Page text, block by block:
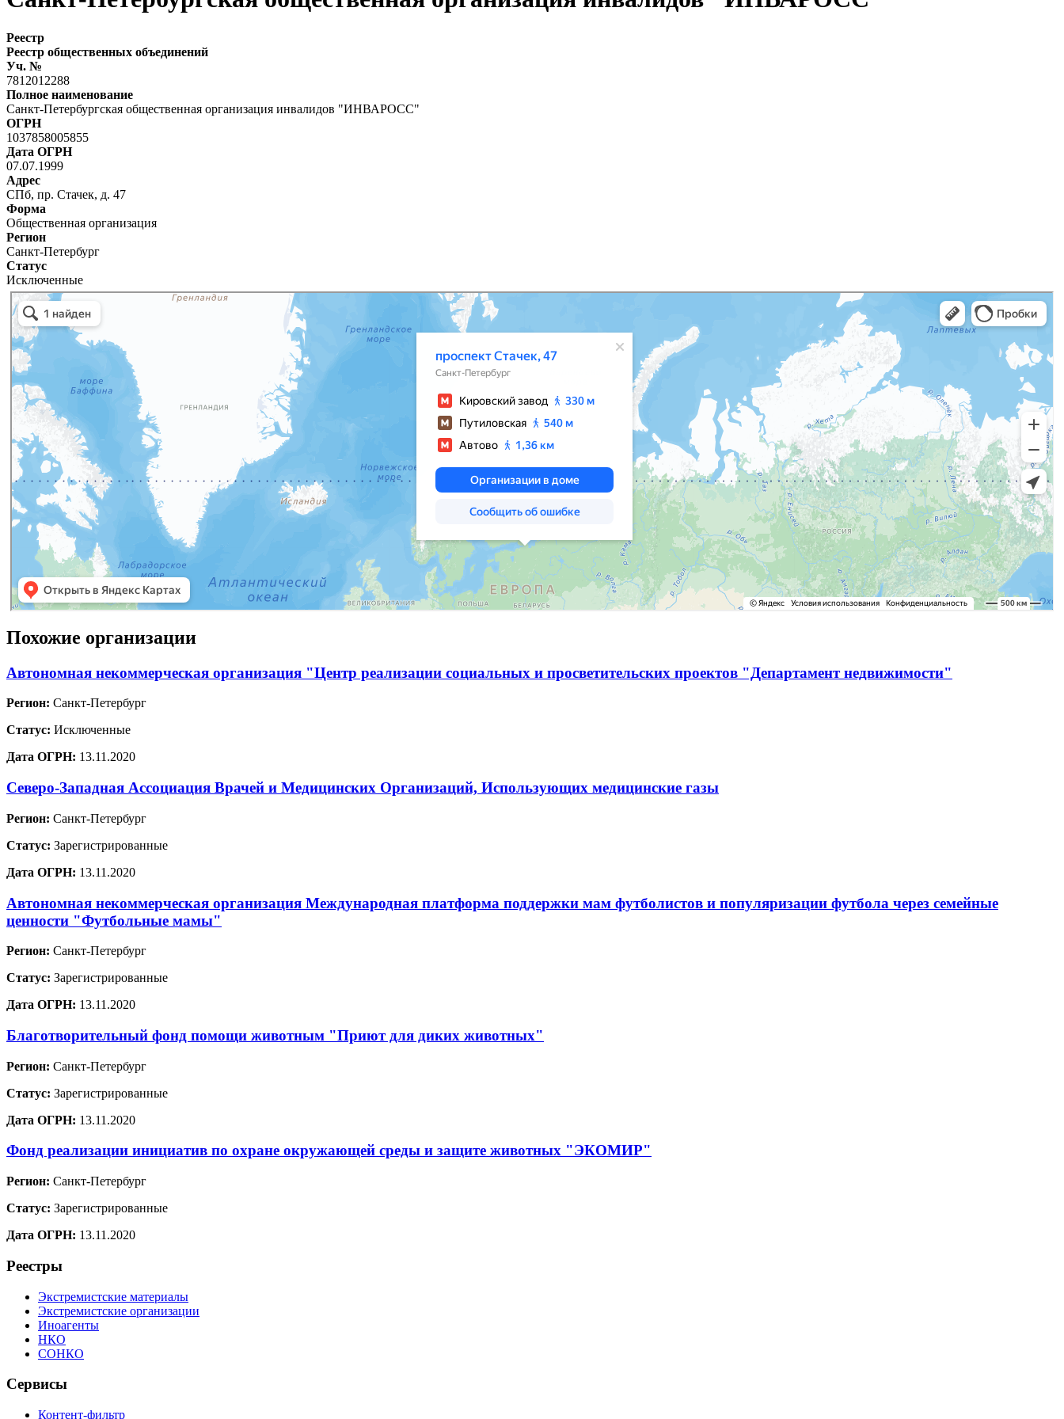
Реестр
Реестр общественных объединений
Уч. №
7812012288
Полное наименование
Санкт-Петербургская общественная организация инвалидов "ИНВАРОСС"
ОГРН
1037858005855
Дата ОГРН
07.07.1999
Адрес
СПб, пр. Стачек, д. 47
Форма
Общественная организация
Регион
Санкт-Петербург
Статус
Исключенные
Похожие организации
Автономная некоммерческая организация "Центр реализации социальных и просветительских проектов "Департамент недвижимости"
Регион: Санкт-Петербург
Статус: Исключенные
Дата ОГРН: 13.11.2020
Северо-Западная Ассоциация Врачей и Медицинских Организаций, Использующих медицинские газы
Регион: Санкт-Петербург
Статус: Зарегистрированные
Дата ОГРН: 13.11.2020
Автономная некоммерческая организация Международная платформа поддержки мам футболистов и популяризации футбола через семейные
ценности "Футбольные мамы"
Регион: Санкт-Петербург
Статус: Зарегистрированные
Дата ОГРН: 13.11.2020
Благотворительный фонд помощи животным "Приют для диких животных"
Регион: Санкт-Петербург
Статус: Зарегистрированные
Дата ОГРН: 13.11.2020
Фонд реализации инициатив по охране окружающей среды и защите животных "ЭКОМИР"
Регион: Санкт-Петербург
Статус: Зарегистрированные
Дата ОГРН: 13.11.2020
Реестры
Экстремистские материалы
Экстремистские организации
Иноагенты
НКО
СОНКО
Сервисы
Контент-фильтр